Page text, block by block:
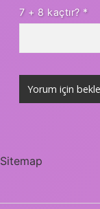
7 + 8 kaçtır? *
Sitemap